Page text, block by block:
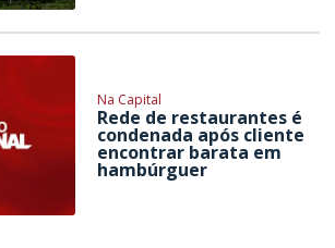
Na Capital
Rede de restaurantes é
condenada após cliente
encontrar barata em
hambúrguer